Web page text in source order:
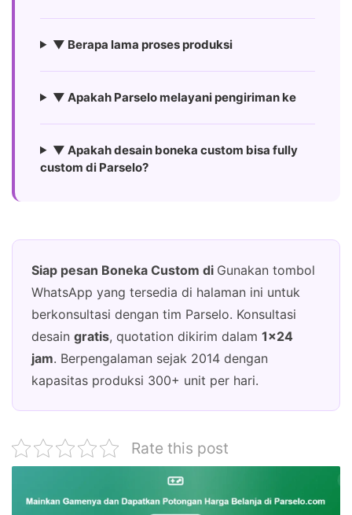
▼ Berapa lama proses produksi
▼ Apakah Parselo melayani pengiriman ke
▼ Apakah desain boneka custom bisa fully
custom di Parselo?
Siap pesan Boneka Custom di Gunakan tombol
WhatsApp yang tersedia di halaman ini untuk
berkonsultasi dengan tim Parselo. Konsultasi
desain gratis, quotation dikirim dalam 1×24
jam. Berpengalaman sejak 2014 dengan
kapasitas produksi 300+ unit per hari.
Rate this post